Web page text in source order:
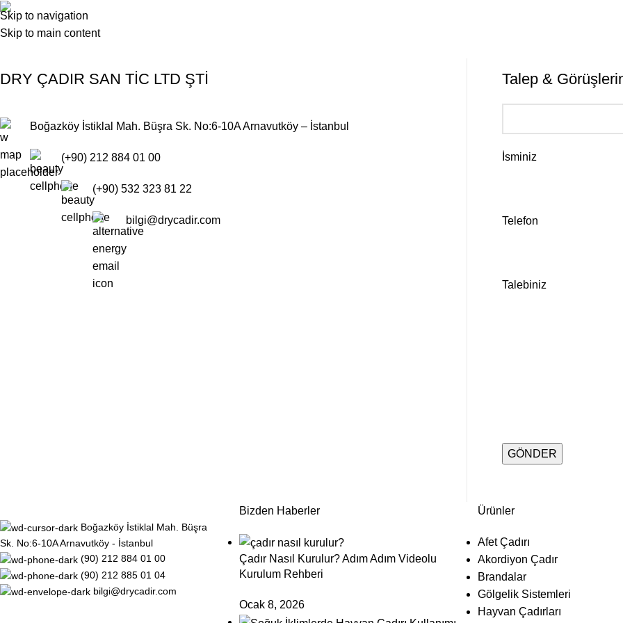
Skip to navigation
Skip to main content
ANASAYFAHAKKIMIZDA
İletişim
DRY ÇADIR SAN TİC LTD ŞTİ
Boğazköy İstiklal Mah. Büşra Sk. No:6-10A Arnavutköy – İstanbul
(+90) 212 884 01 00
(+90) 532 323 81 22
bilgi@drycadir.com
Talep &
İsminiz
Telefon
Talebiniz
Boğazköy İstiklal Mah. Büşra
Sk. No:6-10A Arnavutköy - İstanbul
(90) 212 884 01 00
(90) 212 885 01 04
bilgi@drycadir.com
Bizden Haberler
Çadır Nasıl Kurulur? Adım Adım Videolu
Kurulum Rehberi
Ocak 8, 2026
Ürünler
Afet Çadırı
Akordiyon Çadır
Brandalar
Gölgelik Sistemleri
Hayvan Çadırları